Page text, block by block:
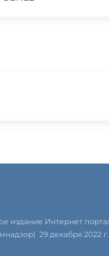
издание Интернет
29 декабря 2022